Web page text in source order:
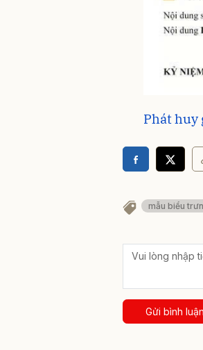
Phát huy
mẫu biểu
Gửi bình luận